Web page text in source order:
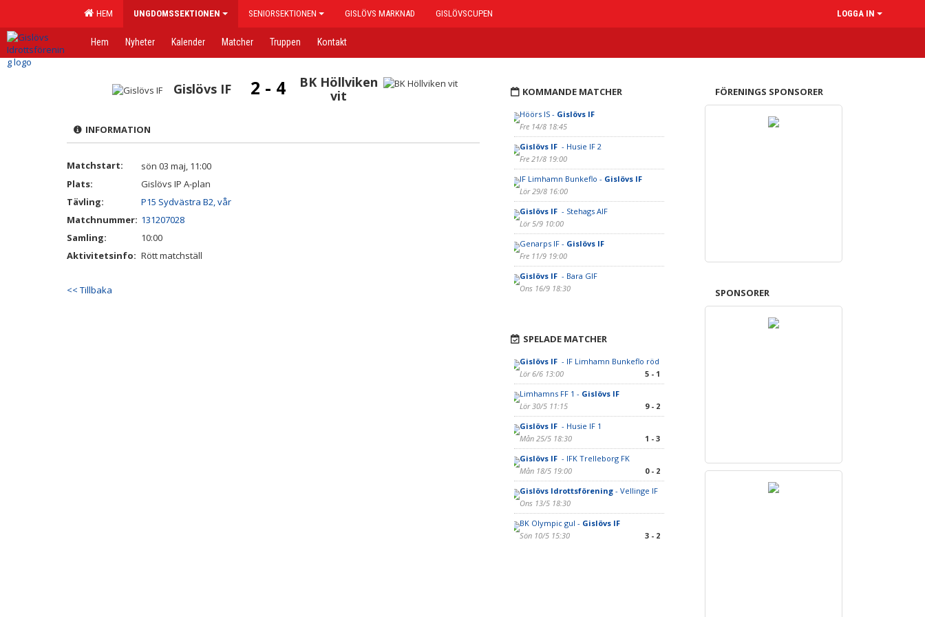
HEM UNGDOMSSEKTIONEN SENIORSEKTIONEN GISLÖVS MARKNAD GISLÖVSCUPEN LOGGA IN
Hem Nyheter Kalender Matcher Truppen Kontakt
Gislövs IF 2 - 4
BK Höllviken
vit
INFORMATION
Matchstart:
sön 03 maj, 11:00
Plats:
Gislövs IP A-plan
Tävling:
P15 Sydvästra B2, vår
Matchnummer: 131207028
Samling:
10:00
Aktivitetsinfo: Rött matchställ
<< Tillbaka
KOMMANDE MATCHER
Höörs IS - Gislövs IF
Fre 14/8 18:45
Gislövs IF - Husie IF 2
Fre 21/8 19:00
IF Limhamn Bunkeflo - Gislövs IF
Lör 29/8 16:00
Gislövs IF - Stehags AIF
Lör 5/9 10:00
Genarps IF - Gislövs IF
Fre 11/9 19:00
Gislövs IF - Bara GIF
Ons 16/9 18:30
SPELADE MATCHER
Gislövs IF - IF Limhamn Bunkeflo röd
Lör 6/6 13:00
5 - 1
Limhamns FF 1 - Gislövs IF
Lör 30/5 11:15
9 - 2
Gislövs IF - Husie IF 1
Mån 25/5 18:30
1 - 3
Gislövs IF - IFK Trelleborg FK
Mån 18/5 19:00
0 - 2
Gislövs Idrottsförening- Vellinge IF
Ons 13/5 18:30
BK Olympic gul - Gislövs IF
Sön 10/5 15:30
3 - 2
FÖRENINGS SPONSORER
SPONSORER